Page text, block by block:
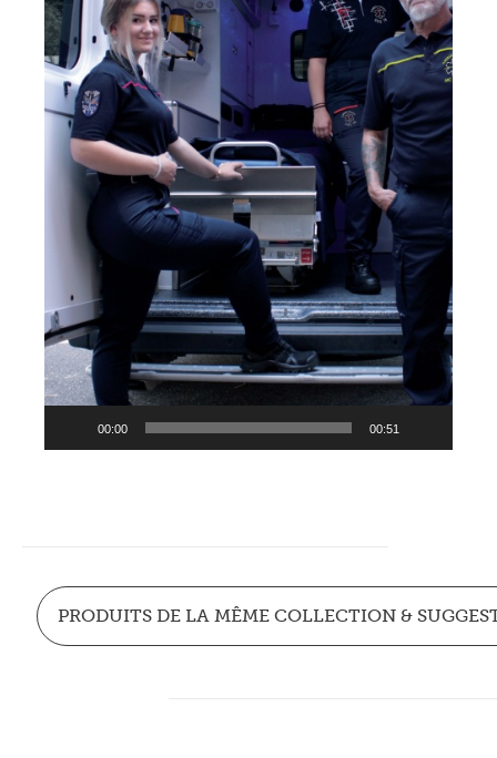
00:00 00:51
PRODUITS DE LA MÊME COLLECTION &